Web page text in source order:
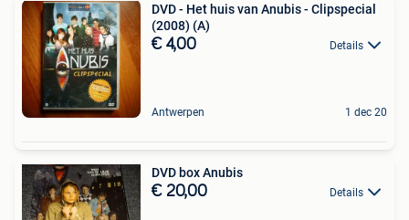
DVD - Het huis van Anubis - Clipspecial
(2008) (A)
€ 4,00 Details
Antwerpen 1 dec 20
DVD box Anubis
€ 20,00 Details